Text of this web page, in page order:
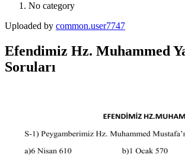
No category
Uploaded by common.user7747
Efendimiz Hz. Muhammed
Soruları